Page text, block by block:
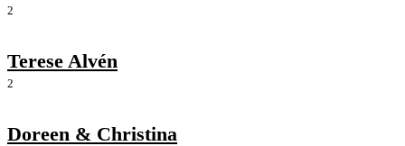
2
Terese Alvén
2
Doreen & Christina